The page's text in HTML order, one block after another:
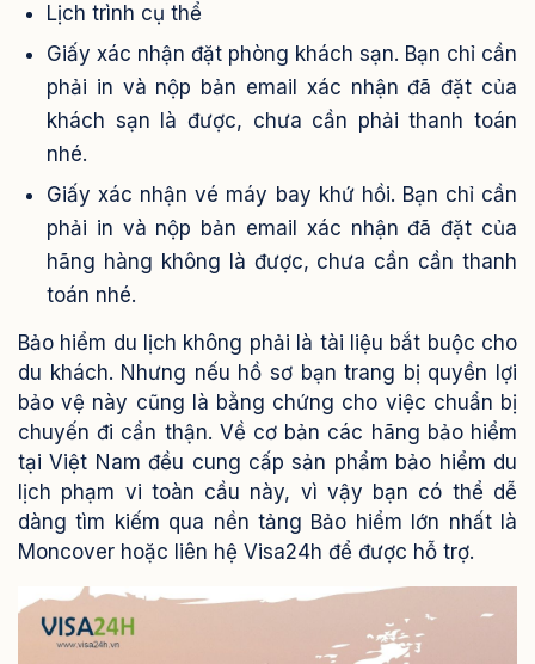
Lịch trình cụ thể
Giấy xác nhận đặt phòng khách sạn. Bạn chỉ cần
phải in và nộp bản email xác nhận đã đặt của
khách sạn là được, chưa cần phải thanh toán
nhé.
Giấy xác nhận vé máy bay khứ hồi. Bạn chỉ cần
phải in và nộp bản email xác nhận đã đặt của
hãng hàng không là được, chưa cần cần thanh
toán nhé.
Bảo hiểm du lịch không phải là tài liệu bắt buộc cho
du khách. Nhưng nếu hồ sơ bạn trang bị quyền lợi
bảo vệ này cũng là bằng chứng cho việc chuẩn bị
chuyến đi cẩn thận. Về cơ bản các hãng bảo hiểm
tại Việt Nam đều cung cấp sản phẩm bảo hiểm du
lịch phạm vi toàn cầu này, vì vậy bạn có thể dễ
dàng tìm kiếm qua nền tảng Bảo hiểm lớn nhất là
Moncover hoặc liên hệ Visa24h để được hỗ trợ.